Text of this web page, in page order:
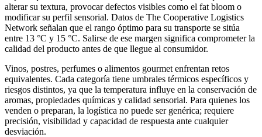
alterar su textura, provocar defectos visibles como el fat bloom o
modificar su perfil sensorial. Datos de The Cooperative Logistics
Network señalan que el rango óptimo para su transporte se sitúa
entre 13 °C y 15 °C. Salirse de ese margen significa comprometer la
calidad del producto antes de que llegue al consumidor.
Vinos, postres, perfumes o alimentos gourmet enfrentan retos
equivalentes. Cada categoría tiene umbrales térmicos específicos y
riesgos distintos, ya que la temperatura influye en la conservación de
aromas, propiedades químicas y calidad sensorial. Para quienes los
venden o preparan, la logística no puede ser genérica; requiere
precisión, visibilidad y capacidad de respuesta ante cualquier
desviación.